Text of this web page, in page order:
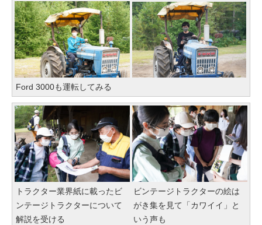
Ford 3000も運転してみる
トラクター業界紙に載ったビ
ンテージトラクターについて
解説を受ける
ビンテージトラクターの絵は
がき集を見て「カワイイ」と
いう声も